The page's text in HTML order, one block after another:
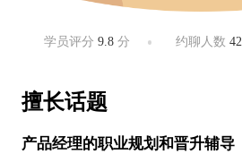
学员评分9.8 分 约聊人数 42
擅长话题
产品经理的职业规划和晋升辅导